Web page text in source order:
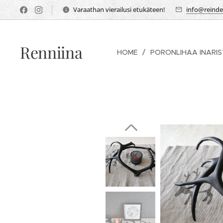
Varaathan vierailusi etukäteen!
Renniina HOME PORONLIHAA